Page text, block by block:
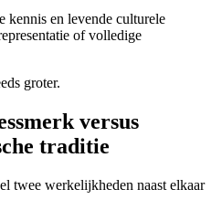
kennis en levende culturele
of volledige
groter.
versus
traditie
twee werkelijkheden naast elkaar